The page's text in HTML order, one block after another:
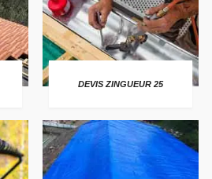
DEVIS ZINGUEUR 25